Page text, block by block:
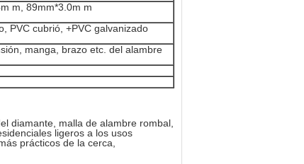
m, 89mm*3.0m m
PVC cubrió, +PVC galvanizado
manga, brazo etc. del alambre
diamante, malla de alambre rombal,
ligeros a los usos
prácticos de la cerca,